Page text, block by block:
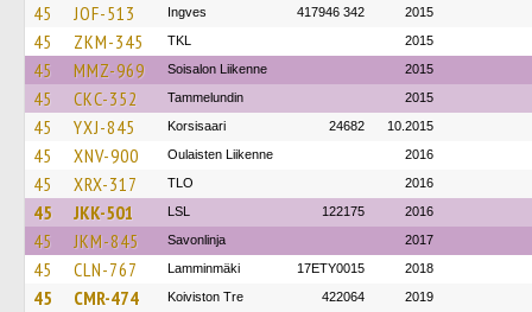
45 JOF-513 Ingves 417946 342 2015
45 ZKM-345 TKL 2015
45 MMZ-969 Soisalon Liikenne 2015
45 CKC-352 Tammelundin 2015
45 YXJ-845 Korsisaari 24682 10.2015
45 XNV-900 Oulaisten Liikenne 2016
45 XRX-317 TLO 2016
45 JKK-501 LSL 122175 2016
45 JKM-845 Savonlinja 2017
45 CLN-767 Lamminmäki 17ETY0015 2018
45 CMR-474 Koiviston Tre 422064 2019